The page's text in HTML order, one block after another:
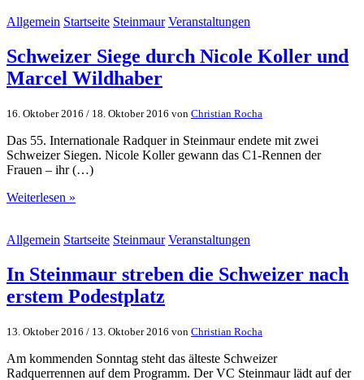
Allgemein Startseite Steinmaur Veranstaltungen
Schweizer Siege durch Nicole Koller und
Marcel Wildhaber
16. Oktober 2016 / 18. Oktober 2016 von Christian Rocha
Das 55. Internationale Radquer in Steinmaur endete mit zwei
Schweizer Siegen. Nicole Koller gewann das C1-Rennen der
Frauen – ihr (…)
Weiterlesen »
Allgemein Startseite Steinmaur Veranstaltungen
In Steinmaur streben die Schweizer nach
erstem Podestplatz
13. Oktober 2016 / 13. Oktober 2016 von Christian Rocha
Am kommenden Sonntag steht das älteste Schweizer
Radquerrennen auf dem Programm. Der VC Steinmaur lädt auf der